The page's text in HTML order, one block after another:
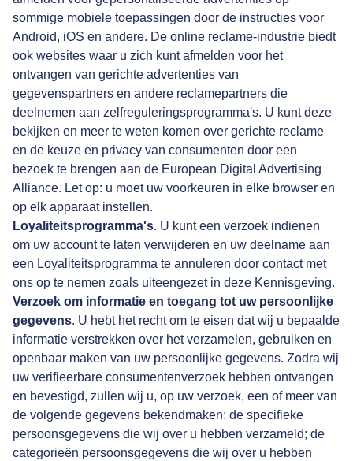
sommige mobiele toepassingen door de instructies voor
Android, iOS en andere. De online reclame-industrie biedt
ook websites waar u zich kunt afmelden voor het
ontvangen van gerichte advertenties van
gegevenspartners en andere reclamepartners die
deelnemen aan zelfreguleringsprogramma's. U kunt deze
bekijken en meer te weten komen over gerichte reclame
en de keuze en privacy van consumenten door een
bezoek te brengen aan de European Digital Advertising
Alliance. Let op: u moet uw voorkeuren in elke browser en
op elk apparaat instellen.
Loyaliteitsprogramma's. U kunt een verzoek indienen
om uw account te laten verwijderen en uw deelname aan
een Loyaliteitsprogramma te annuleren door contact met
ons op te nemen zoals uiteengezet in deze Kennisgeving.
Verzoek om informatie en toegang tot uw persoonlijke
gegevens. U hebt het recht om te eisen dat wij u bepaalde
informatie verstrekken over het verzamelen, gebruiken en
openbaar maken van uw persoonlijke gegevens. Zodra wij
uw verifieerbare consumentenverzoek hebben ontvangen
en bevestigd, zullen wij u, op uw verzoek, een of meer van
de volgende gegevens bekendmaken: de specifieke
persoonsgegevens die wij over u hebben verzameld; de
categorieën persoonsgegevens die wij over u hebben